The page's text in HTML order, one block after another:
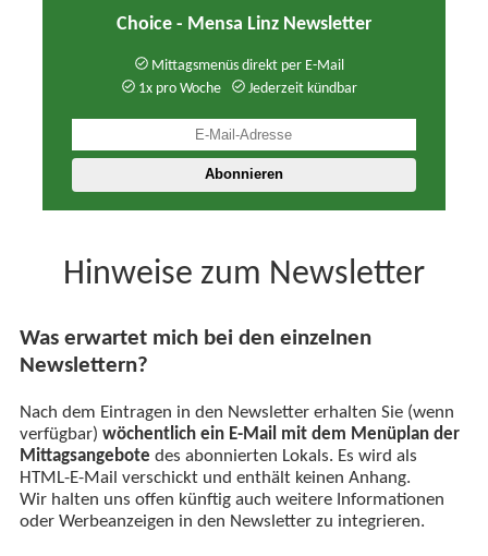
Choice - Mensa Linz Newsletter
Mittagsmenüs direkt per E-Mail
1x pro Woche
Jederzeit kündbar
Hinweise zum Newsletter
Was erwartet mich bei den einzelnen
Newslettern?
Nach dem Eintragen in den Newsletter erhalten Sie (wenn
verfügbar) wöchentlich ein E-Mail mit dem Menüplan der
Mittagsangebote des abonnierten Lokals. Es wird als
HTML-E-Mail verschickt und enthält keinen Anhang.
Wir halten uns offen künftig auch weitere Informationen
oder Werbeanzeigen in den Newsletter zu integrieren.